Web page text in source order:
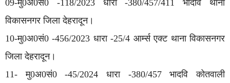
09-मु0अ0सं0 -118/2023 धारा -380/457/411 भादवि थाना
विकासनगर जिला देहरादून।
10-मु0अ0सं0 -456/2023 धारा -25/4 आर्म्स एक्ट थाना विकासनगर
जिला देहरादून।
11- मु0अ0सं0 -45/2024 धारा -380/457 भादवि कोतवाली